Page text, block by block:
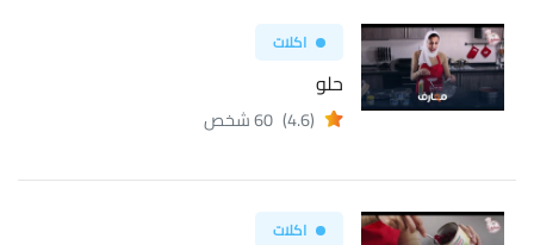
اكلات
حلو
(4.6) 60 شخص
اكلات